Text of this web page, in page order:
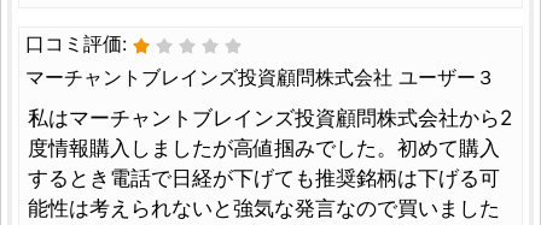
口コミ評価:
マーチャントブレインズ投資顧問株式会社 ユーザー３
私はマーチャントブレインズ投資顧問株式会社から2
度情報購入しましたが高値掴みでした。初めて購入
するとき電話で日経が下げても推奨銘柄は下げる可
能性は考えられないと強気な発言なので買いました